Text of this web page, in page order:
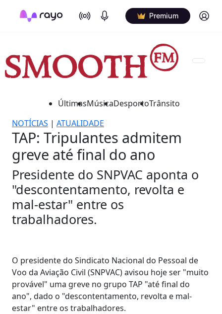
On Air Podcasts Premium Log in
ÚltimasMúsicaDesportoTrânsito
NOTÍCIAS | ATUALIDADE
TAP: Tripulantes admitem
greve até final do ano
Presidente do SNPVAC aponta o
"descontentamento, revolta e
mal-estar" entre os
trabalhadores.
O presidente do Sindicato Nacional do Pessoal de
Voo da Aviação Civil (SNPVAC) avisou hoje ser "muito
provável" uma greve no grupo TAP "até final do
ano", dado o "descontentamento, revolta e mal-
estar" entre os trabalhadores.